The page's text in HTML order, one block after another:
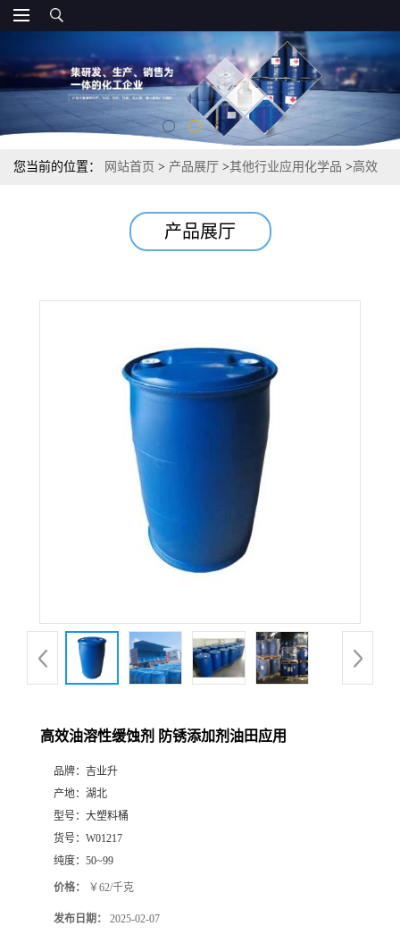
您当前的位置： 网站首页 > 产品展厅 >其他行业应用化学品 >高效
产品展厅
高效油溶性缓蚀剂 防锈添加剂油田应用
品牌： 吉业升
产地： 湖北
型号： 大塑料桶
货号： W01217
纯度： 50~99
价格： ￥62/千克
发布日期： 2025-02-07